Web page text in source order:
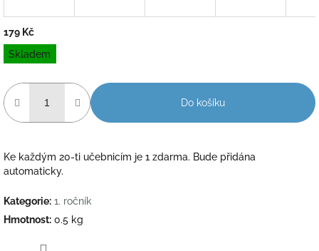
179 Kč
Měrná
cena:
Skladem
Do košíku
Ke každým 20-ti učebnicím je 1 zdarma. Bude přidána
automaticky.
Kategorie: 1. ročník
Hmotnost: 0.5 kg